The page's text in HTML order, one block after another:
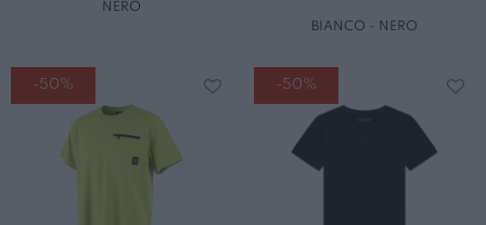
NERO
BIANCO - NERO
-50% -50%